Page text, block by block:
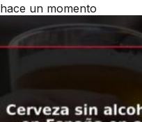
hace un momento